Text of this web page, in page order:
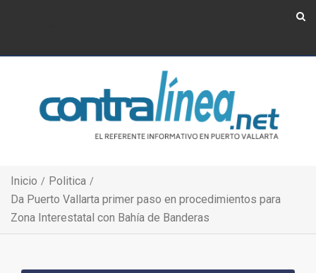
Inicio
Politica
Da Puerto Vallarta primer paso en procedimientos para
Zona Interestatal con Bahía de Banderas